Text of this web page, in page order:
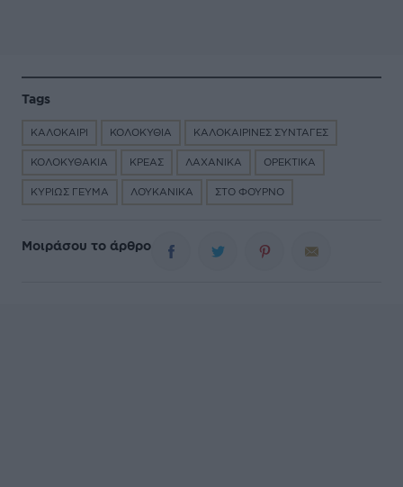
Tags
ΚΑΛΟΚΑΙΡΙ ΚΟΛΟΚΥΘΙΑ ΚΑΛΟΚΑΙΡΙΝΕΣ ΣΥΝΤΑΓΕΣ
ΚΟΛΟΚΥΘΑΚΙΑ ΚΡΕΑΣ ΛΑΧΑΝΙΚΑ ΟΡΕΚΤΙΚΑ
ΚΥΡΙΩΣ ΓΕΥΜΑ ΛΟΥΚΑΝΙΚΑ ΣΤΟ ΦΟΥΡΝΟ
Μοιράσου το άρθρο